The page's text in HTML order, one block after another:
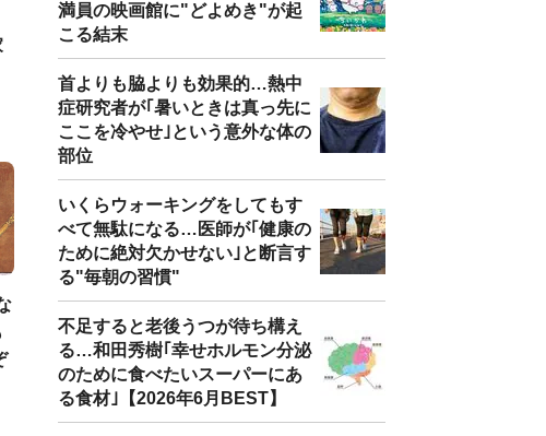
満員の映画館に"どよめき"が起
こる結末
首よりも脇よりも効果的…熱中
症研究者が｢暑いときは真っ先に
ここを冷やせ｣という意外な体の
部位
いくらウォーキングをしてもす
べて無駄になる…医師が｢健康の
ために絶対欠かせない｣と断言す
る"毎朝の習慣"
不足すると老後うつが待ち構え
る…和田秀樹｢幸せホルモン分泌
のために食べたいスーパーにあ
る食材｣【2026年6月BEST】